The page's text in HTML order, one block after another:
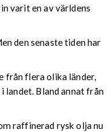
varit en av världens
den senaste tiden har
från flera olika länder,
landet. Bland annat från
raffinerad rysk olja nu